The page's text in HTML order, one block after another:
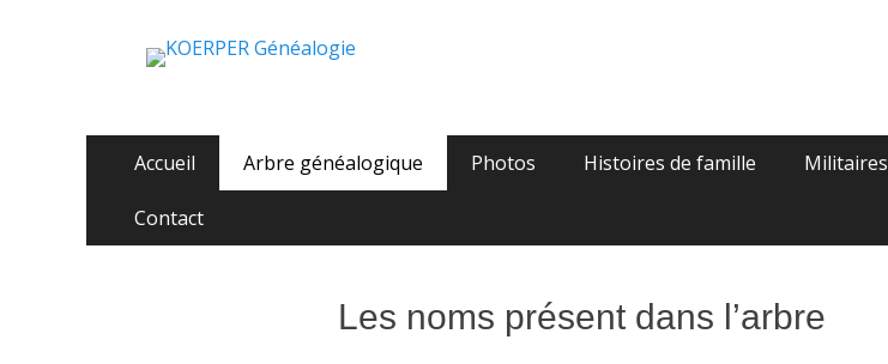
KOERPER Généalogie
La généalogie Koerper, Herrlisheim.
Menu
principal
contenu
Accueil Arbre généalogique Photos Histoires de famille Militaires
Contact
Les noms présent dans l’arbre